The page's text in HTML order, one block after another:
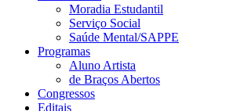
Moradia Estudantil
Serviço Social
Saúde Mental/SAPPE
Programas
Aluno Artista
de Braços Abertos
Congressos
Editais